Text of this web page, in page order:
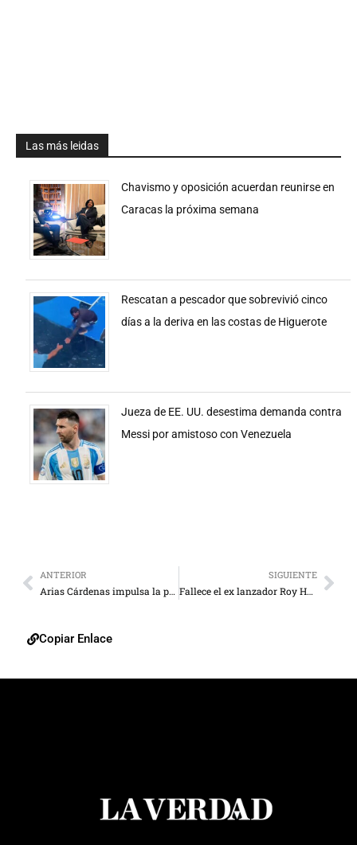
Las más leidas
Chavismo y oposición acuerdan reunirse en
Caracas la próxima semana
Rescatan a pescador que sobrevivió cinco
días a la deriva en las costas de Higuerote
Jueza de EE. UU. desestima demanda contra
Messi por amistoso con Venezuela
ANTERIOR
Arias Cárdenas impulsa la producción de palma aceitera
SIGUIENTE
Fallece el ex lanzador Roy Halladay en accidente aéreo
Copiar Enlace